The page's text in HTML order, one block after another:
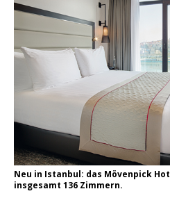
Neu in Istanbul: das Mövenpick
insgesamt 136 Zimmern.